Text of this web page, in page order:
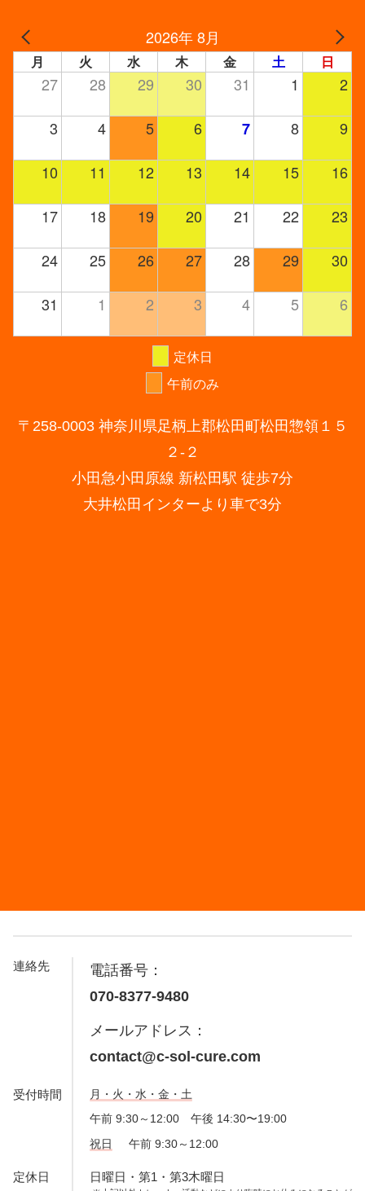
2026年 8月
月 火 水 木 金 土 日
27 28 29 30 31 1 2
3 4 5 6 7 8 9
10 11 12 13 14 15 16
17 18 19 20 21 22 23
24 25 26 27 28 29 30
31 1 2 3 4 5 6
定休日
午前のみ
〒258-0003 神奈川県足柄上郡松田町松田惣領１５
２-２
小田急小田原線 新松田駅 徒歩7分
大井松田インターより車で3分
連絡先
電話番号：
070-8377-9480
メールアドレス：
contact@c-sol-cure.com
受付時間
月・火・水・金・土
午前 9:30～12:00 午後 14:30〜19:00
祝日
午前 9:30～12:00
定休日 日曜日・第1・第3木曜日